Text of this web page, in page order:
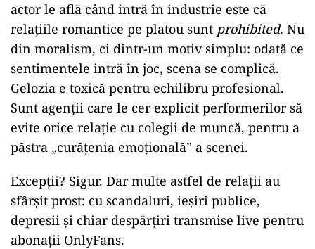
actor le află când intră în industrie este că
relațiile romantice pe platou sunt prohibited. Nu
din moralism, ci dintr-un motiv simplu: odată ce
sentimentele intră în joc, scena se complică.
Gelozia e toxică pentru echilibru profesional.
Sunt agenții care le cer explicit performerilor să
evite orice relație cu colegii de muncă, pentru a
păstra „curățenia emoțională” a scenei.
Excepții? Sigur. Dar multe astfel de relații au
sfârșit prost: cu scandaluri, ieșiri publice,
depresii și chiar despărțiri transmise live pentru
abonații OnlyFans.